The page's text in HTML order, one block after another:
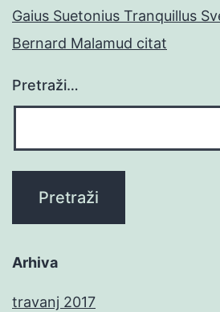
Gaius Suetonius Tranquillus
Bernard Malamud citat
Pretraži…
Arhiva
travanj 2017